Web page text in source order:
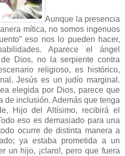
Aunque la presencia
mítica, no somos ingenuos
eso nos lo pueden hacer,
Aparece el ángel
Dios, no la serpiente contra
religioso, es histórico,
Jesús es un judío marginal.
elegida por Dios, parece que
de inclusión. Además que tenga
Hijo del Altísimo, recibirá el
eso es demasiado para una
ocurre de distinta manera a
ya estaba prometida a un
un hijo, ¡claro!, pero que fuera